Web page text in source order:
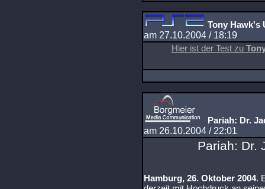
Tony Hawk's
am 27.10.2004 / 18:19
Hier ist der Test zu
Pariah: Dr.
am 26.10.2004 / 22:01
Pariah: Dr.
Hamburg, 26. Oktober 2004.